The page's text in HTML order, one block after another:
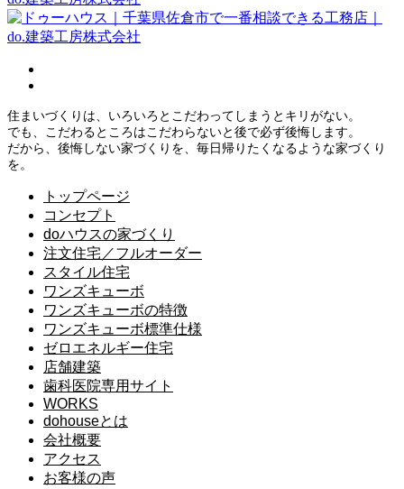
住まいづくりは、いろいろとこだわってしまうとキリがない。
でも、こだわるところはこだわらないと後で必ず後悔します。
だから、後悔しない家づくりを、毎日帰りたくなるような家づくり
を。
トップページ
コンセプト
doハウスの家づくり
注文住宅／フルオーダー
スタイル住宅
ワンズキューボ
ワンズキューボの特徴
ワンズキューボ標準仕様
ゼロエネルギー住宅
店舗建築
歯科医院専用サイト
WORKS
dohouseとは
会社概要
アクセス
お客様の声